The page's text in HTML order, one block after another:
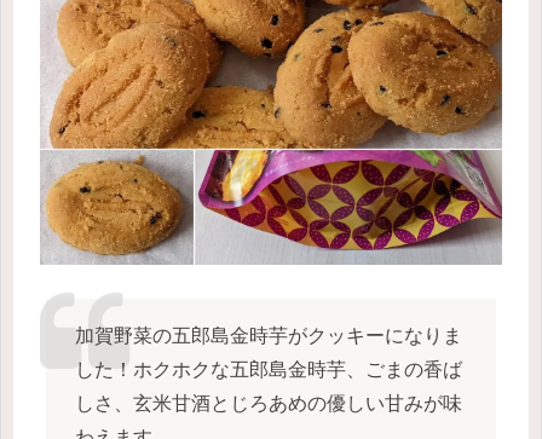
加賀野菜の五郎島金時芋がクッキーになりま
した！ホクホクな五郎島金時芋、ごまの香ば
しさ、玄米甘酒とじろあめの優しい甘みが味